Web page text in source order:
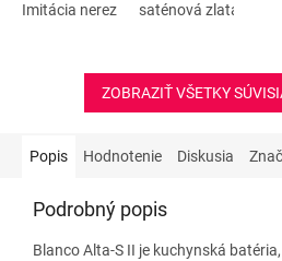
Imitácia nerez saténová zlatá
ZOBRAZIŤ VŠETKY
Popis Hodnotenie Diskusia
Podrobný popis
BlancoAlta-S II je kuchynská batéria